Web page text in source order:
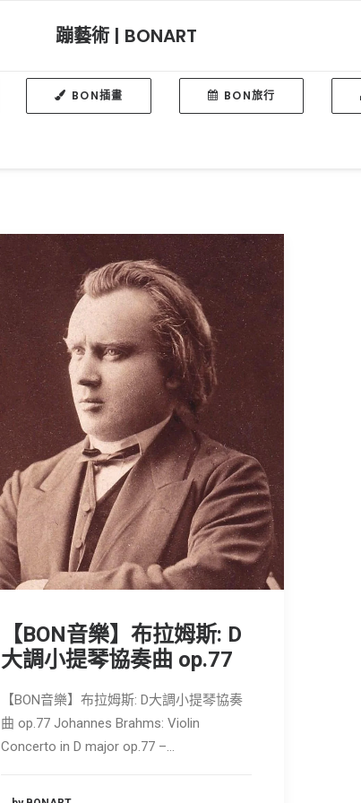
蹦藝術 | BONART
BON插畫 BON旅行
【BON音樂】布拉姆斯: D
大調小提琴協奏曲 op.77
【BON音樂】布拉姆斯: D大調小提琴協奏
曲 op.77 Johannes Brahms: Violin
Concerto in D major op.77 –…